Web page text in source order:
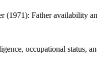
Father availability
occupational status,